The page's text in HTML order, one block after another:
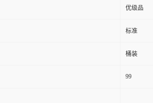
优级品
标准
桶装
99